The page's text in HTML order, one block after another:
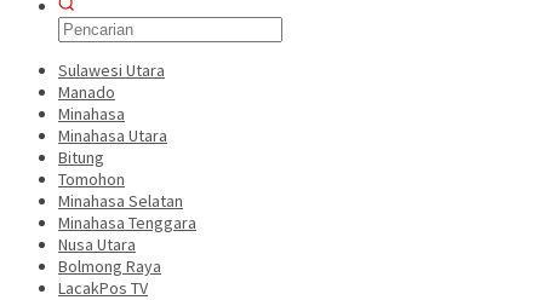
Sulawesi Utara
Manado
Minahasa
Minahasa Utara
Bitung
Tomohon
Minahasa Selatan
Minahasa Tenggara
Nusa Utara
Bolmong Raya
LacakPos TV